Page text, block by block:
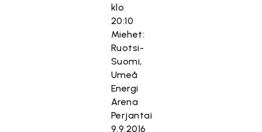
klo
20:10
Miehet:
Ruotsi-
Suomi,
Umeå
Energi
Arena
Perjantai
9.9.2016